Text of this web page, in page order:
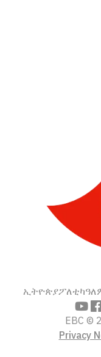
ኢትዮጵያፖለቲካ
EBC ©
Privacy